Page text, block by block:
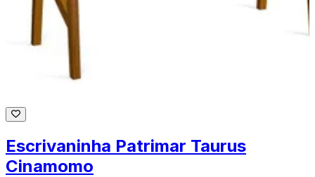
Escrivaninha Patrimar Taurus
Cinamomo